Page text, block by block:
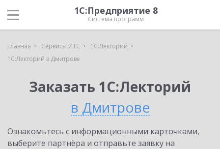
1С:Предприятие 8
Система программ
Главная Сервисы ИТС
1С:Лекторий
1С:Лекторий в Дмитрове
Заказать 1С:Лекторий
в Дмитрове
Ознакомьтесь с информационными карточками,
выберите партнёра и отправьте заявку на